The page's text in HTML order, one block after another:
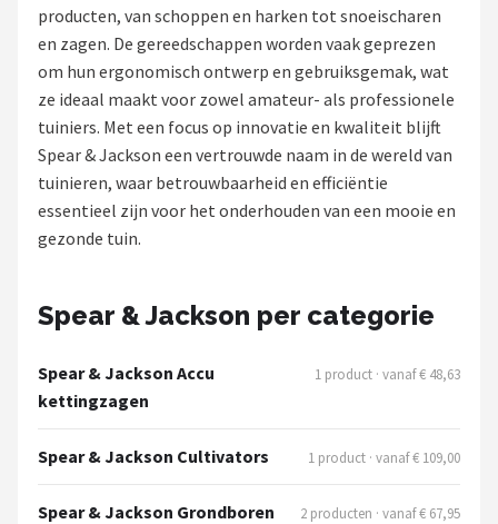
Hogedrukreinigers
Grastrimmers
Shop
POPULAIRE MERKEN
GARDENA
Talen Tools
producten, van schoppen en harken tot snoeischaren
en zagen. De gereedschappen worden vaak geprezen
om hun ergonomisch ontwerp en gebruiksgemak, wat
ze ideaal maakt voor zowel amateur- als professionele
tuiniers. Met een focus op innovatie en kwaliteit blijft
Spear & Jackson een vertrouwde naam in de wereld van
tuinieren, waar betrouwbaarheid en efficiëntie
essentieel zijn voor het onderhouden van een mooie en
gezonde tuin.
Spear & Jackson per categorie
Spear & Jackson Accu
kettingzagen
1 product · vanaf € 48,63
Spear & Jackson Cultivators 1 product · vanaf € 109,00
Spear & Jackson Grondboren 2 producten · vanaf € 67,95